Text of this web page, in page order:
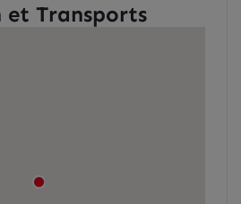
Transports